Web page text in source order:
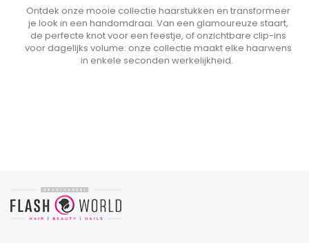
Ontdek onze mooie collectie haarstukken en transformeer
je look in een handomdraai. Van een glamoureuze staart,
de perfecte knot voor een feestje, of onzichtbare clip-ins
voor dagelijks volume: onze collectie maakt elke haarwens
in enkele seconden werkelijkheid.